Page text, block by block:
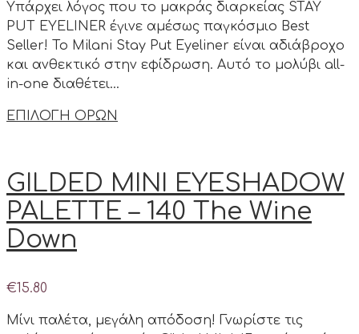
Υπάρχει λόγος που το μακράς διαρκείας STAY
PUT EYELINER έγινε αμέσως παγκόσμιο Best
Seller! Το Milani Stay Put Eyeliner είναι αδιάβροχο
και ανθεκτικό στην εφίδρωση. Αυτό το μολύβι all-
in-one διαθέτει…
ΕΠΙΛΟΓΗ ΟΡΩΝ
GILDED MINI EYESHADOW
PALETTE – 140 The Wine
Down
€15.80
Μίνι παλέτα, μεγάλη απόδοση! Γνωρίστε τις